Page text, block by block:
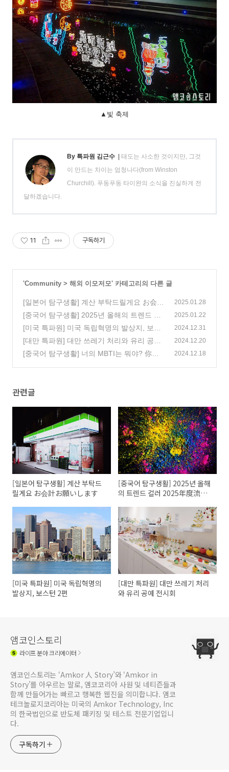
▲빛 축제
By 특파원 김근수 | 태도는 사소한 것이지만, 그것
이 만드는 차이는 엄청나다(from Winston
Churchill). 푸동푸동 타이완의 소식을 진실하게 전
달하겠습니다.
11 구독하기
'Community > 해외 이모저모' 카테고리의 다른 글
[일본어 탐구생활] 계산 부탁드릴게요 お会計
お願いします
(1)
2025.01.28
[중국어 탐구생활] 2025년 올해의 트렌드 컬
러 2025年度流行色
(2)
2025.01.22
[미국 특파원] 미국 독립혁명의 발상지, 보스
턴 2편
(1)
2024.12.31
[대만 특파원] 대만 쓰레기 처리와 유리 공예
전시회
(0)
2024.12.20
[중국어 탐구생활] 너의 MBTI는 뭐야? 你的M
2024.12.18
관련글
[일본어 탐구생활] 계산 부탁드
릴게요 お会計お願いします
[중국어 탐구생활] 2025년 올해
의 트렌드 컬러 2025年度流行
[미국 특파원] 미국 독립혁명의
발상지, 보스턴 2편
[대만 특파원] 대만 쓰레기 처리
와 유리 공예 전시회
앰코인스토리
라이프분야 크리에이터
앰코인스토리는 ‘Amkor 人 Story’와 ‘Amkor in
Story’를 아우르는 말로, 앰코코리아 사원 및 네티즌들과
함께 만들어가는 빠르고 행복한 웹진을 의미합니다. 앰코
테크놀로지코리아는 미국의 Amkor Technology, Inc
의 한국법인으로 반도체 패키징 및 테스트 전문기업입니
다.
구독하기